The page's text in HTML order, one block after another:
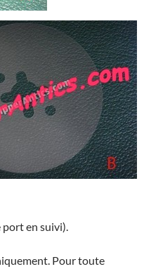
port en suivi).
Pour toute